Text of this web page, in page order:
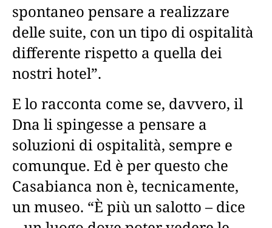
spontaneo pensare a realizzare
delle suite, con un tipo di ospitalità
differente rispetto a quella dei
nostri hotel”.
E lo racconta come se, davvero, il
Dna li spingesse a pensare a
soluzioni di ospitalità, sempre e
comunque. Ed è per questo che
Casabianca non è, tecnicamente,
un museo. “È più un salotto – dice